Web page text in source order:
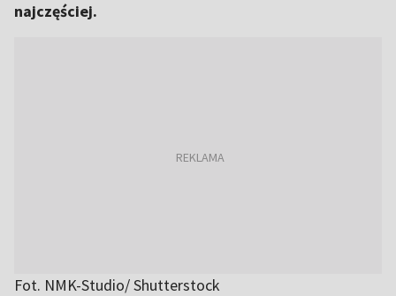
najczęściej.
Fot. NMK-Studio/ Shutterstock